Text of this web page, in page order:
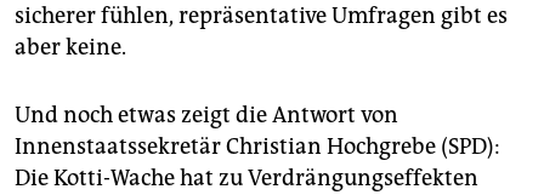
sicherer fühlen, repräsentative Umfragen gibt es
aber keine.
Und noch etwas zeigt die Antwort von
Innenstaatssekretär Christian Hochgrebe (SPD):
Die Kotti-Wache hat zu Verdrängungseffekten